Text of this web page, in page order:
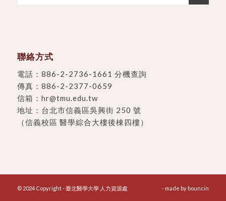
聯絡方式
電話： 886-2-2736-1661 分機查詢
傳真：886-2-2377-0659
信箱： hr@tmu.edu.tw
地址： 台北市信義區吳興街 250 號
（信義校區 醫學綜合大樓後棟四樓）
© 2024 Copyright - 臺北醫學大學 人力資源處 - made by bouncin